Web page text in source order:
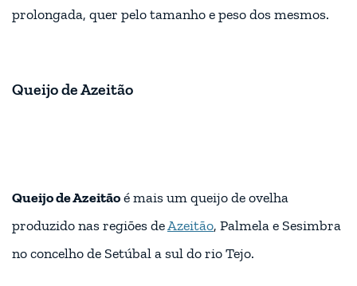
prolongada, quer pelo tamanho e peso dos mesmos.
Queijo de Azeitão
Queijo de Azeitãoé mais um queijo de ovelha
produzido nas regiões deAzeitão, Palmela e Sesimbra
no concelho de Setúbal a sul do rio Tejo.